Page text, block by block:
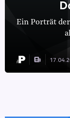
Ein Porträt